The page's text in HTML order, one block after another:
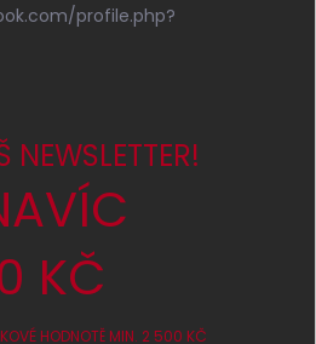
profile.php?
NEWSLETTER!
KČ
HODNOTĚ MIN. 2 500 KČ